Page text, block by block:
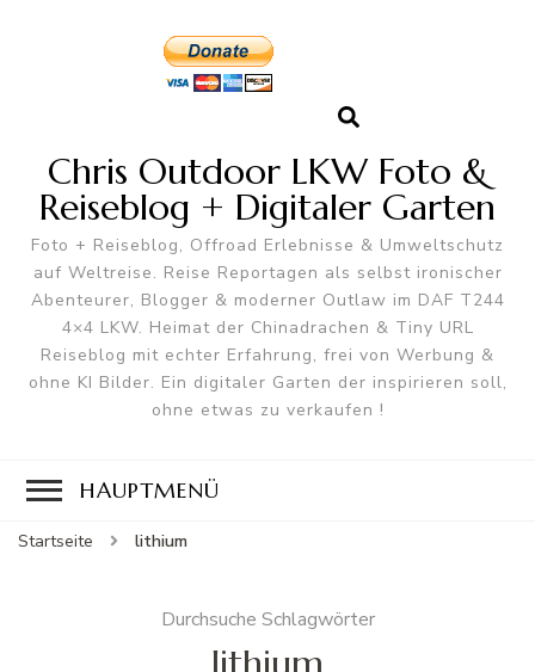
Chris Outdoor LKW Foto &
Reiseblog + Digitaler Garten
Foto + Reiseblog, Offroad Erlebnisse & Umweltschutz
auf Weltreise. Reise Reportagen als selbst ironischer
Abenteurer, Blogger & moderner Outlaw im DAF T244
4×4 LKW. Heimat der Chinadrachen & Tiny URL
Reiseblog mit echter Erfahrung, frei von Werbung &
ohne KI Bilder. Ein digitaler Garten der inspirieren soll,
ohne etwas zu verkaufen !
HAUPTMENÜ
Startseite lithium
Durchsuche Schlagwörter
lithium